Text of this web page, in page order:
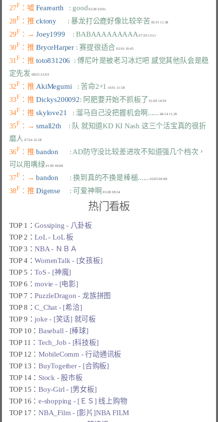
27F ：嘘 Fearearth : good
28F ：推 cktony : 暴龙打公鹿好像比较辛苦
29F ：→ Joey1999 : BABAAAAAAAAA
30F ：推 BryceHarper : 赛提很适合 02/16 19:45
31F ：推 toto831206 : 傅尼叶是被老习冰烂吧 感觉其他队会是稳
定先发
08/25 23:03
32F ：推 AkiMegumi : 苦命2+1 10/31 11:58
33F ：推 Dickys200092: 阿肥要开始不抓板了 01/28 10:59
34F ：推 skylove21 : 溜马自己没把握机会啊......
35F ：→ small2th : 队 就知道KD KI Nash 这三个活宝真的很折
磨人
07/24 12:58
36F ：推 bandon : AD防守没比较差进攻不知道强几个档次，
可以用嘴绿
01/05 00:08
37F ：→ bandon : 换到真的不换是棒槌...... 01/05 00:08
38F ：推 Digense : 可爱神啊 03/28 09:34
热门看板
TOP 1：Gossiping - 八卦板
TOP 2：LoL - LoL 板
TOP 3：NBA - ＮＢＡ
TOP 4：WomenTalk - [女孩板]
TOP 5：ToS - [神魔]
TOP 6：movie - [电影]
TOP 7：PuzzleDragon - 龙族拼图
TOP 8：C_Chat - [希洽]
TOP 9：joke - [笑话] 就可板
TOP 10：Baseball - [棒球]
TOP 11：Tech_Job - [科技板]
TOP 12：MobileComm - 行动通讯板
TOP 13：BuyTogether - [合购板]
TOP 14： Stock - 股市板
TOP 15：Boy-Girl - [男女板]
TOP 16：e-shopping - [ＥＳ] 线上购物
TOP 17：NBA_Film - [影片]NBA FILM